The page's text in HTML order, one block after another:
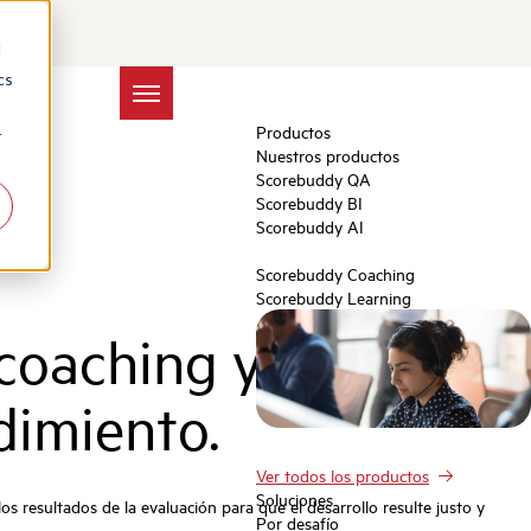
Productos
Nuestros productos
Scorebuddy QA
Scorebuddy BI
Scorebuddy AI
Scorebuddy Coaching
Scorebuddy Learning
Ver todos los productos
Soluciones
Por desafío
y la
resultados de la evaluación para que el desarrollo resulte justo y